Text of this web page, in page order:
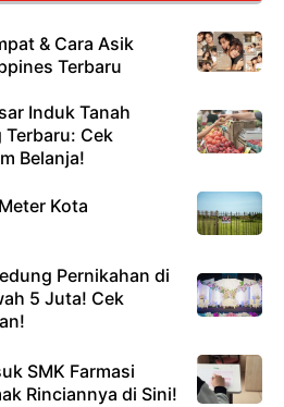
& Cara Asik
Terbaru
Induk Tanah
Cek
Belanja!
Kota
Pernikahan di
5 Juta! Cek
SMK Farmasi
Rinciannya di Sini!